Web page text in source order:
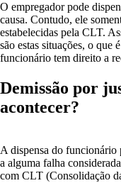
O empregador pode
causa. Contudo, ele
estabelecidas pela CLT.
são estas situações, o que
funcionário tem direito a
Demissão por
acontecer?
A dispensa do funcionário
a alguma falha
com CLT (Consolidação